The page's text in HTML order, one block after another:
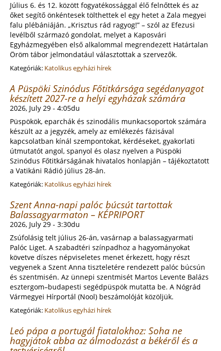
Július 6. és 12. között fogyatékossággal élő felnőttek és az
őket segítő önkéntesek tölthettek el egy hetet a Zala megyei
falu plébániáján. „Krisztus rád ragyog!” – szól az Efezusi
levélből származó gondolat, melyet a Kaposvári
Egyházmegyében első alkalommal megrendezett Határtalan
Öröm tábor jelmondatául választottak a szervezők.
Kategóriák: Katolikus egyházi hírek
A Püspöki Szinódus Főtitkársága segédanyagot
készített 2027-re a helyi egyházak számára
2026, July 29 - 4:05du
Püspökök, eparchák és szinodális munkacsoportok számára
készült az a jegyzék, amely az emlékezés fázisával
kapcsolatban kínál szempontokat, kérdéseket, gyakorlati
útmutatót angol, spanyol és olasz nyelven a Püspöki
Szinódus Főtitkárságának hivatalos honlapján – tájékoztatott
a Vatikáni Rádió július 28-án.
Kategóriák: Katolikus egyházi hírek
Szent Anna-napi palóc búcsút tartottak
Balassagyarmaton – KÉPRIPORT
2026, July 29 - 3:30du
Zsúfolásig telt július 26-án, vasárnap a balassagyarmati
Palóc Liget. A szabadtéri színpadhoz a hagyományokat
követve díszes népviseletes menet érkezett, hogy részt
vegyenek a Szent Anna tiszteletére rendezett palóc búcsún
és szentmisén. Az ünnepi szentmisét Martos Levente Balázs
esztergom–budapesti segédpüspök mutatta be. A Nógrád
Vármegyei Hírportál (Nool) beszámolóját közöljük.
Kategóriák: Katolikus egyházi hírek
Leó pápa a portugál fiatalokhoz: Soha ne
hagyjátok abba az álmodozást a békéről és a